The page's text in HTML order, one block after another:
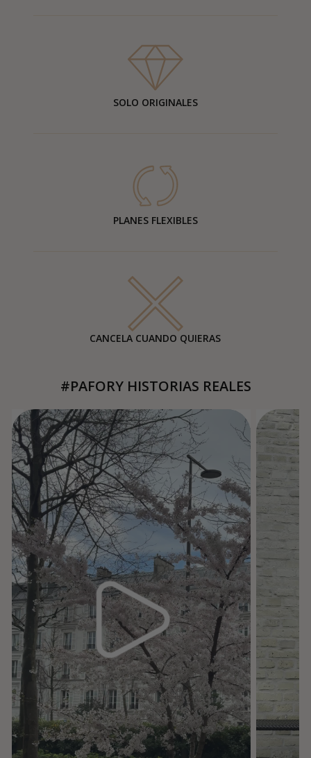
SOLO ORIGINALES
PLANES FLEXIBLES
CANCELA CUANDO QUIERAS
#PAFORY HISTORIAS REALES